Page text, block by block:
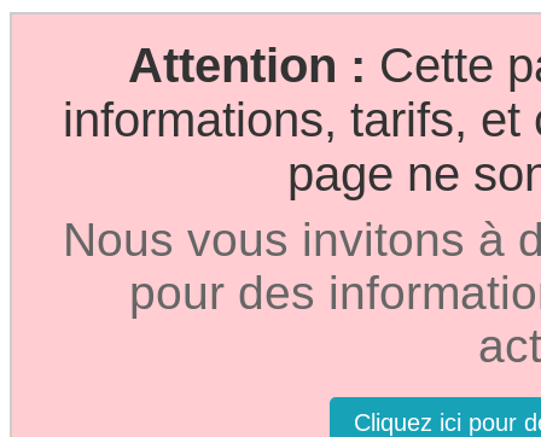
Attention : Cette
informations, tarifs,
page ne
Nous vous invitons à
pour des
Cliquez ici pour